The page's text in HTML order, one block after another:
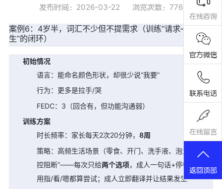
发布时间：2026-03-22 浏览次数： 776
案例6：4岁半，词汇不少但不提需求（训练“请求—结果发
生”的闭环）
初始情况
语言：能命名颜色形状，却很少说“我要”
行为：更多是拉手/哭
FEDC：3（回合有，但功能沟通弱）
训练方案
时长频率：家长每天2次20分钟， 8周
策略：高频生活场景（零食、开门、洗手液、泡泡）做“可
控阻断”——每次只给两个选项，成人一句话+停顿；孩子
用指/看/嗯都算尝试；成人立即翻译并让结果发生
在线咨询
官方微信
联系电话
在线留言
返回顶部